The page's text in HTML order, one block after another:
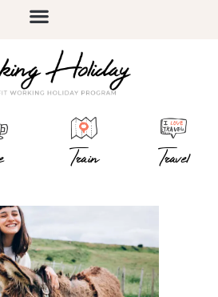
Train Travel